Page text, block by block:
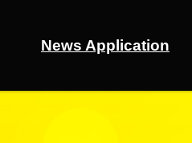
News Application